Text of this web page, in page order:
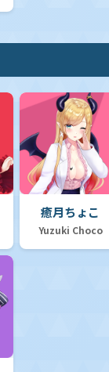
癒月ちょこ
Yuzuki Choco